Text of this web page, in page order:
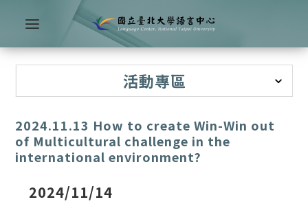
活動專區
2024.11.13 How to create Win-Win out
of Multicultural challenge in the
international environment?
2024/11/14